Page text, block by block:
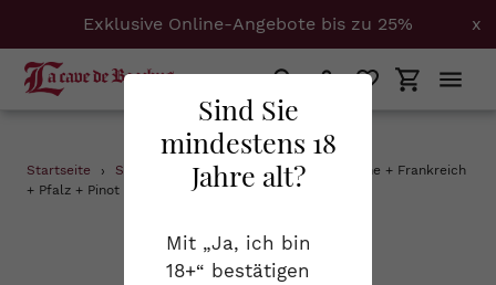
Sind Sie
mindestens 18
Jahre alt?
Mit „Ja, ich bin
18+“ bestätigen
Direkt
zum
Exklusive Online-Angebote bis zu 25% x
Einloggen
Startseite › Schaumweine ›
0.25 + 1.5 + Champagne + Frankreich
+ Pfalz + Pinot Meunier + Pinot-Meunier
Schaumweine